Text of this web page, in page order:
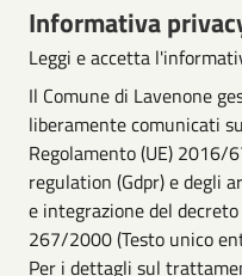
Informativa
Leggi e accetta
Il Comune di Lavenone
liberamente comunicati
Regolamento (UE) 2016/
regulation (Gdpr) e degli
e integrazione del
267/2000 (Testo unico
Per i dettagli sul